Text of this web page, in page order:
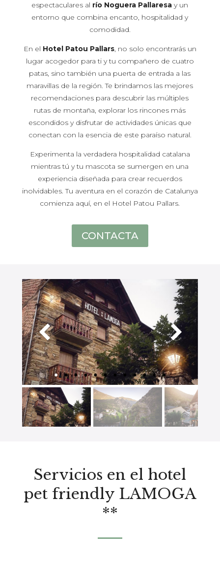
espectaculares al río Noguera Pallaresa y un
entorno que combina encanto, hospitalidad y
comodidad.
En el Hotel Patou Pallars, no solo encontrarás un
lugar acogedor para ti y tu compañero de cuatro
patas, sino también una puerta de entrada a las
maravillas de la región. Te brindamos las mejores
recomendaciones para descubrir las múltiples
rutas de montaña, explorar los rincones más
escondidos y disfrutar de actividades únicas que
conectan con la esencia de este paraíso natural.
Experimenta la verdadera hospitalidad catalana
mientras tú y tu mascota se sumergen en una
experiencia diseñada para crear recuerdos
inolvidables. Tu aventura en el corazón de Catalunya
comienza aquí, en el Hotel Patou Pallars.
CONTACTA
Servicios en el hotel
pet friendly LAMOGA
**